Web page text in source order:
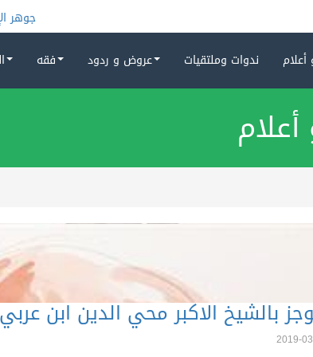
28 جوهر الإسلام
فقه عروض و ردود ندوات وملتقيات
بالشيخ الاكبر محي الدين ابن
2019-